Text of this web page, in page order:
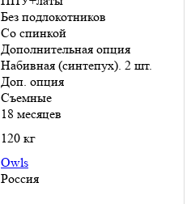
Без подлокотников
Со спинкой
Дополнительная опция
Набивная (синтепух). 2 шт.
Доп. опция
Съемные
18 месяцев
120 кг
Owls
Россия